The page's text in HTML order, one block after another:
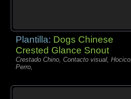
Plantilla: Dogs Chinese
Crested Glance Snout
Crestado Chino, Contacto visual, Hocico,
Perro,